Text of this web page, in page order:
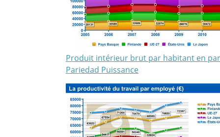
Produit intérieur brut par habitant en
Pariedad Puissance